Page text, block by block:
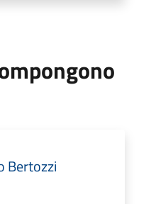
Bertozzi